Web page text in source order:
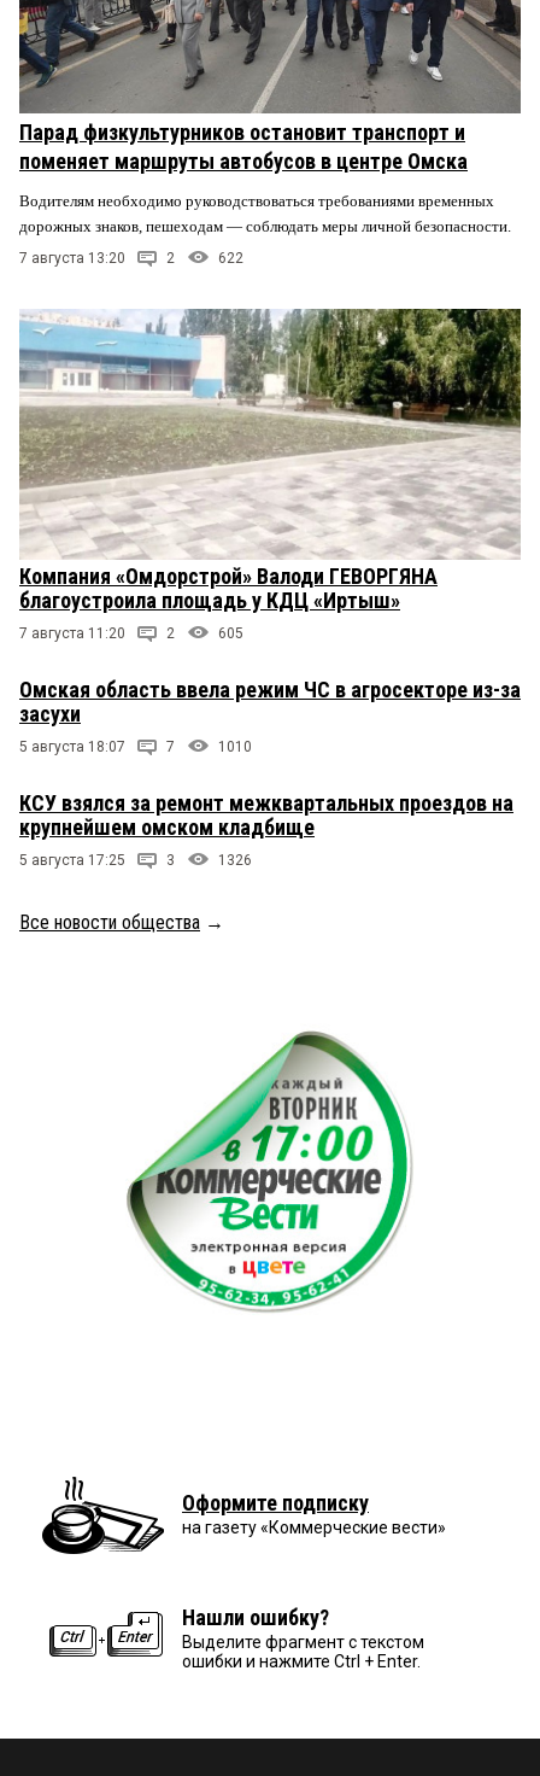
Парад физкультурников остановит транспорт и
поменяет маршруты автобусов в центре Омска
Водителям необходимо руководствоваться требованиями временных
дорожных знаков, пешеходам — соблюдать меры личной безопасности.
7 августа 13:20 2 622
Компания «Омдорстрой» Валоди ГЕВОРГЯНА
благоустроила площадь у КДЦ «Иртыш»
7 августа 11:20 2 605
Омская область ввела режим ЧС в агросекторе из-за
засухи
5 августа 18:07 7 1010
КСУ взялся за ремонт межквартальных проездов на
крупнейшем омском кладбище
5 августа 17:25 3 1326
Все новости общества →
Оформите подписку
на газету «Коммерческие вести»
Нашли ошибку?
Выделите фрагмент с текстом
ошибки и нажмите Ctrl + Enter.